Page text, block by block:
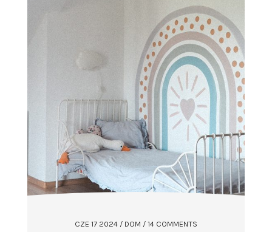
CZE 17 2024/ DOM / 14 COMMENTS